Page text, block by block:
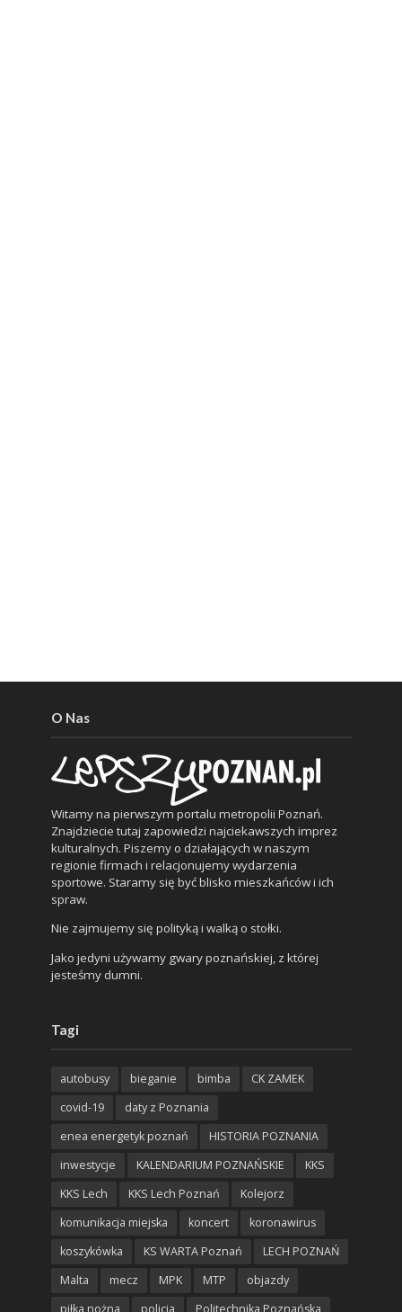
O Nas
Witamy na pierwszym portalu metropolii Poznań.
Znajdziecie tutaj zapowiedzi najciekawszych imprez
kulturalnych. Piszemy o działających w naszym
regionie firmach i relacjonujemy wydarzenia
sportowe. Staramy się być blisko mieszkańców i ich
spraw.
Nie zajmujemy się polityką i walką o stołki.
Jako jedyni używamy gwary poznańskiej, z której
jesteśmy dumni.
Tagi
autobusy bieganie bimba
CK ZAMEK
covid-19
daty z Poznania
enea energetyk poznań
HISTORIA POZNANIA
inwestycje
KALENDARIUM POZNAŃSKIE
KKS
KKS Lech
KKS Lech Poznań
Kolejorz
komunikacja miejska
koncert
koronawirus
koszykówka
KS WARTA Poznań
LECH POZNAŃ
Malta
mecz MPK MTP
objazdy
piłka nożna
policja Politechnika Poznańska